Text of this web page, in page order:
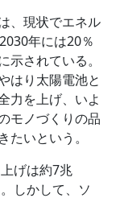
、現状でエネル
年には20％
されている。
はり太陽電池と
力を上げ、いよ
モノづくりの品
いという。
げは約7兆
しかして、ソ